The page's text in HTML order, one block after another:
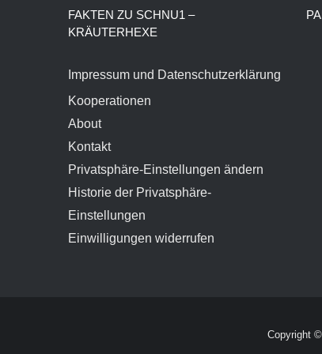
FAKTEN ZU SCHNU1 –
KRÄUTERHEXE
Impressum und Datenschutzerklärung
Kooperationen
About
Kontakt
Privatsphäre-Einstellungen ändern
Historie der Privatsphäre-
Einstellungen
Einwilligungen widerrufen
Copyright ©